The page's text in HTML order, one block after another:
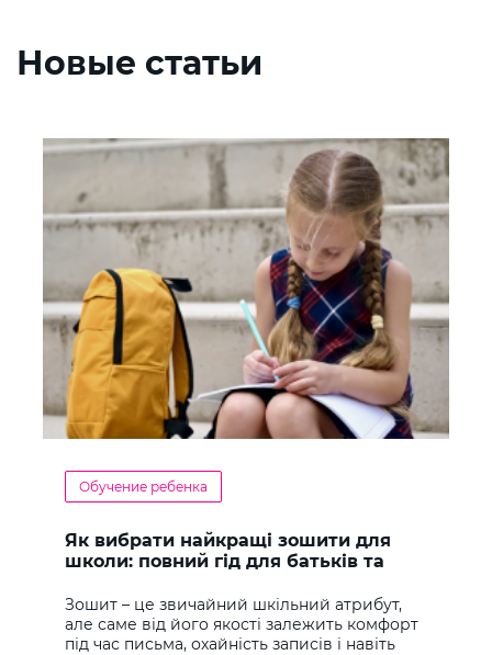
Новые статьи
Обучение ребенка
Як вибрати найкращі зошити для
школи: повний гід для батьків та
Зошит – це звичайний шкільний атрибут,
але саме від його якості залежить комфорт
під час письма, охайність записів і навіть